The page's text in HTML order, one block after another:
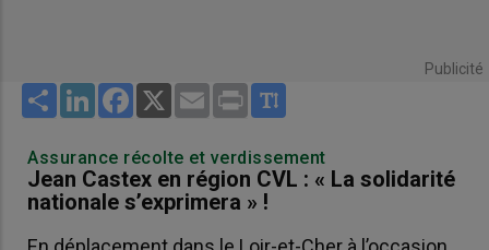
Publicité
Share LinkedInFacebook
X Email Print
Assurance récolte et verdissement
Jean Castex en région CVL : « La solidarité
nationale s’exprimera » !